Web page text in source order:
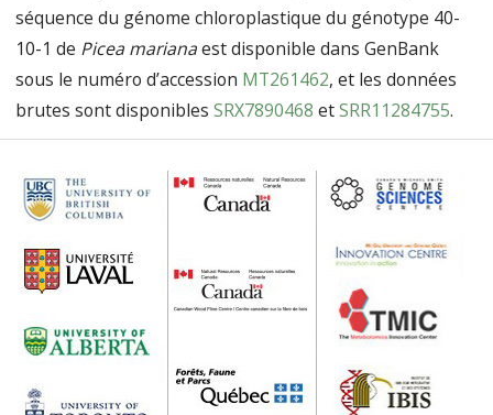
séquence du génome chloroplastique du génotype 40-
10-1 de Picea marianaest disponible dans GenBank
sous le numéro d’accession MT261462, et les données
brutes sont disponiblesSRX7890468 etSRR11284755.